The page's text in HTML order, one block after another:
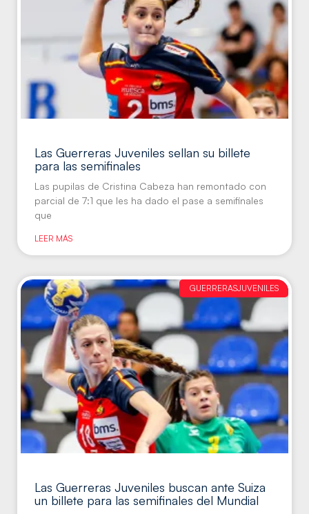
Las Guerreras Juveniles sellan su billete
para las semifinales
Las pupilas de Cristina Cabeza han remontado con
parcial de 7:1 que les ha dado el pase a semifinales
que
LEER MÁS
GUERRERASJUVENILES
Las Guerreras Juveniles buscan ante Suiza
un billete para las semifinales del Mundial